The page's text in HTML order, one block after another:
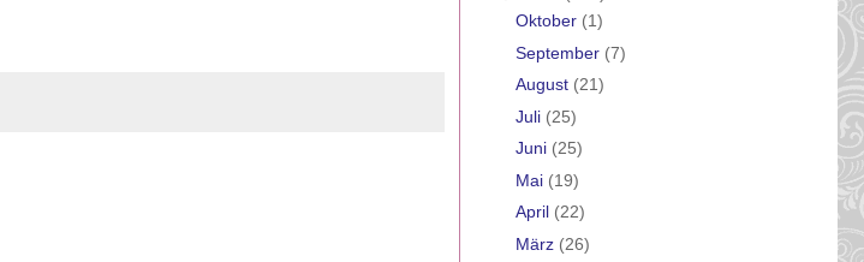
Oktober (1)
September (7)
August (21)
Juli (25)
Juni (25)
Mai (19)
April (22)
März (26)